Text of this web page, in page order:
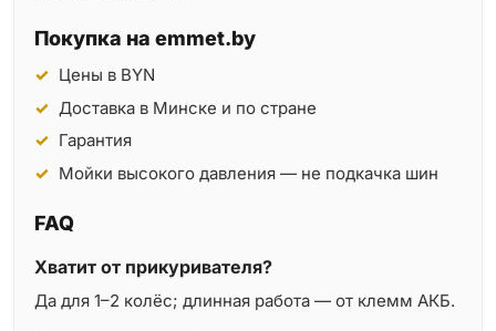
Покупка на emmet.by
Цены в BYN
Доставка в Минске и по стране
Гарантия
Мойки высокого давления — не подкачка шин
FAQ
Хватит от прикуривателя?
Да для 1–2 колёс; длинная работа — от клемм АКБ.